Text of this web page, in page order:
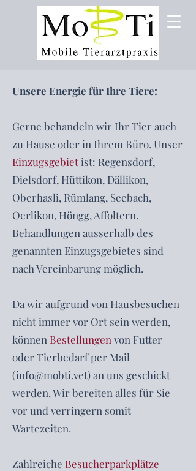
Unsere Energie für Ihre Tiere:
Gerne behandeln wir Ihr Tier auch
zu Hause oder in Ihrem Büro. Unser
Einzugsgebietist: Regensdorf,
Dielsdorf, Hüttikon, Dällikon,
Oberhasli, Rümlang, Seebach,
Oerlikon, Höngg, Affoltern.
Behandlungen ausserhalb des
genannten Einzugsgebietes sind
nach Vereinbarung möglich.
Da wir aufgrund von Hausbesuchen
nicht immer vor Ort sein werden,
können Bestellungen von Futter
oder Tierbedarf per Mail
(info@mobti.vet) an uns geschickt
werden. Wir bereiten alles für Sie
vor und verringern somit
Wartezeiten.
Zahlreiche Besucherparkplätze